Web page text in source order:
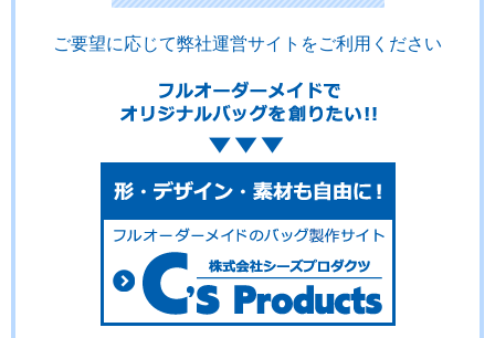
ご要望に応じて弊社運営サイトをご利用ください